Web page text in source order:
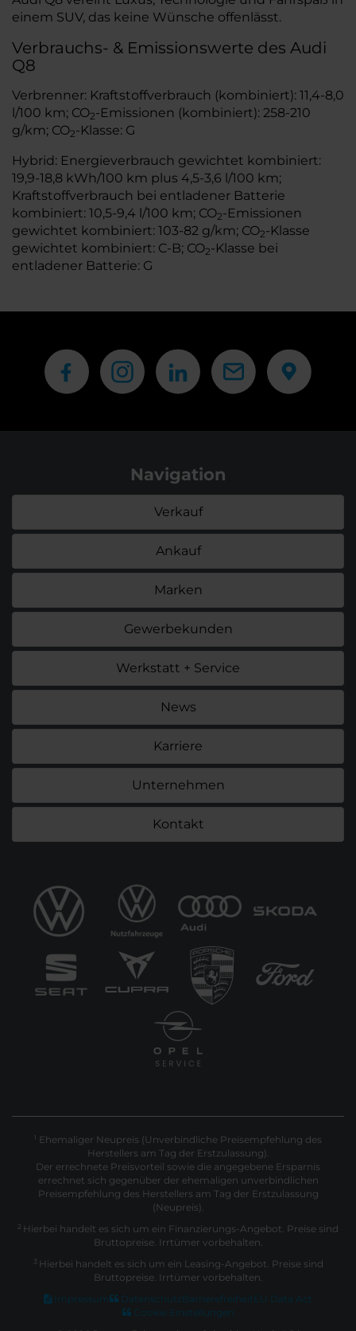
einem SUV, das keine Wünsche offenlässt.
Verbrauchs- & Emissionswerte des Audi
Q8
Verbrenner: Kraftstoffverbrauch (kombiniert): 11,4-8,0
l/100 km; CO2-Emissionen (kombiniert): 258-210
g/km; CO2-Klasse: G
Hybrid: Energieverbrauch gewichtet kombiniert:
19,9-18,8 kWh/100 km plus 4,5-3,6 l/100 km;
Kraftstoffverbrauch bei entladener Batterie
kombiniert: 10,5-9,4 l/100 km; CO2-Emissionen
gewichtet kombiniert: 103-82 g/km; CO2-Klasse
gewichtet kombiniert: C-B; CO2-Klasse bei
entladener Batterie: G
Navigation
Verkauf
Ankauf
Marken
Gewerbekunden
Werkstatt + Service
News
Karriere
Unternehmen
Kontakt
1 Ehemaliger Neupreis (Unverbindliche Preisempfehlung des
Herstellers am Tag der Erstzulassung).
Der errechnete Preisvorteil sowie die angegebene Ersparnis
errechnet sich gegenüber der ehemaligen unverbindlichen
Preisempfehlung des Herstellers am Tag der Erstzulassung
(Neupreis).
2 Hierbei handelt es sich um ein Finanzierungs-Angebot. Preise sind
Bruttopreise. Irrtümer vorbehalten.
3 Hierbei handelt es sich um ein Leasing-Angebot. Preise sind
Bruttopreise. Irrtümer vorbehalten.
Impressum
Datenschutz Barrierefreiheit EU Data Act
Cookie Einstellungen